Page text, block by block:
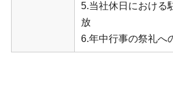
5.当社休日における
放
6.年中行事の祭礼へ